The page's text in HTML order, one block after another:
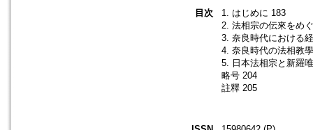
目次
1. はじめに 183
2. 法相宗の伝來をめ
3. 奈良時代における
4. 奈良時代の法相教
5. 日本法相宗と新羅
略号 204
註釋 205